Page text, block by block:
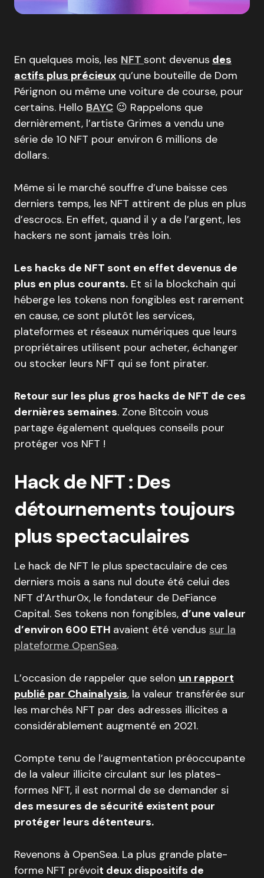
En quelques mois, les NFT sont devenus des
actifs plus précieux qu’une bouteille de Dom
Pérignon ou même une voiture de course, pour
certains. Hello BAYC 😉 Rappelons que
dernièrement, l’artiste Grimes a vendu une
série de 10 NFT pour environ 6 millions de
dollars.
Même si le marché souffre d’une baisse ces
derniers temps, les NFT attirent de plus en plus
d’escrocs. En effet, quand il y a de l’argent, les
hackers ne sont jamais très loin.
Les hacks de NFT sont en effet devenus de
plus en plus courants. Et si la blockchain qui
héberge les tokens non fongibles est rarement
en cause, ce sont plutôt les services,
plateformes et réseaux numériques que leurs
propriétaires utilisent pour acheter, échanger
ou stocker leurs NFT qui se font pirater.
Retour sur les plus gros hacks de NFT de ces
dernières semaines. Zone Bitcoin vous
partage également quelques conseils pour
protéger vos NFT !
Hack de NFT : Des
détournements toujours
plus spectaculaires
Le hack de NFT le plus spectaculaire de ces
derniers mois a sans nul doute été celui des
NFT d’Arthur0x, le fondateur de DeFiance
Capital. Ses tokens non fongibles, d’une valeur
d’environ 600 ETH avaient été vendus sur la
plateforme OpenSea.
L’occasion de rappeler que selon un rapport
publié par Chainalysis, la valeur transférée sur
les marchés NFT par des adresses illicites a
considérablement augmenté en 2021.
Compte tenu de l’augmentation préoccupante
de la valeur illicite circulant sur les plates-
formes NFT, il est normal de se demander si
des mesures de sécurité existent pour
protéger leurs détenteurs.
Revenons à OpenSea. La plus grande plate-
forme NFT prévoit deux dispositifs de